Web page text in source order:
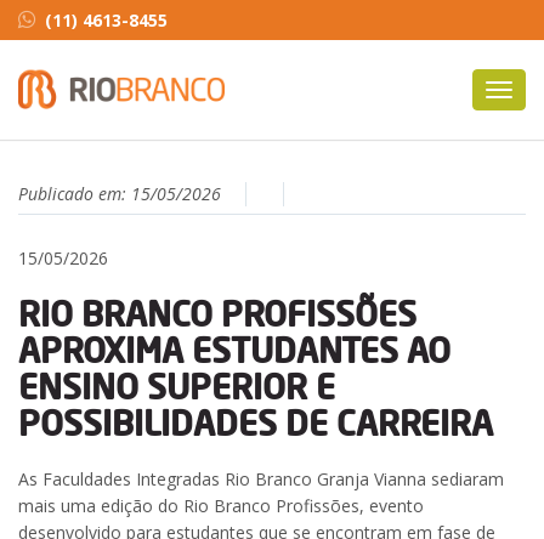
(11) 4613-8455
Publicado em: 15/05/2026
15/05/2026
RIO BRANCO PROFISSÕES
APROXIMA ESTUDANTES AO
ENSINO SUPERIOR E
POSSIBILIDADES DE CARREIRA
As Faculdades Integradas Rio Branco Granja Vianna sediaram
mais uma edição do Rio Branco Profissões, evento
desenvolvido para estudantes que se encontram em fase de